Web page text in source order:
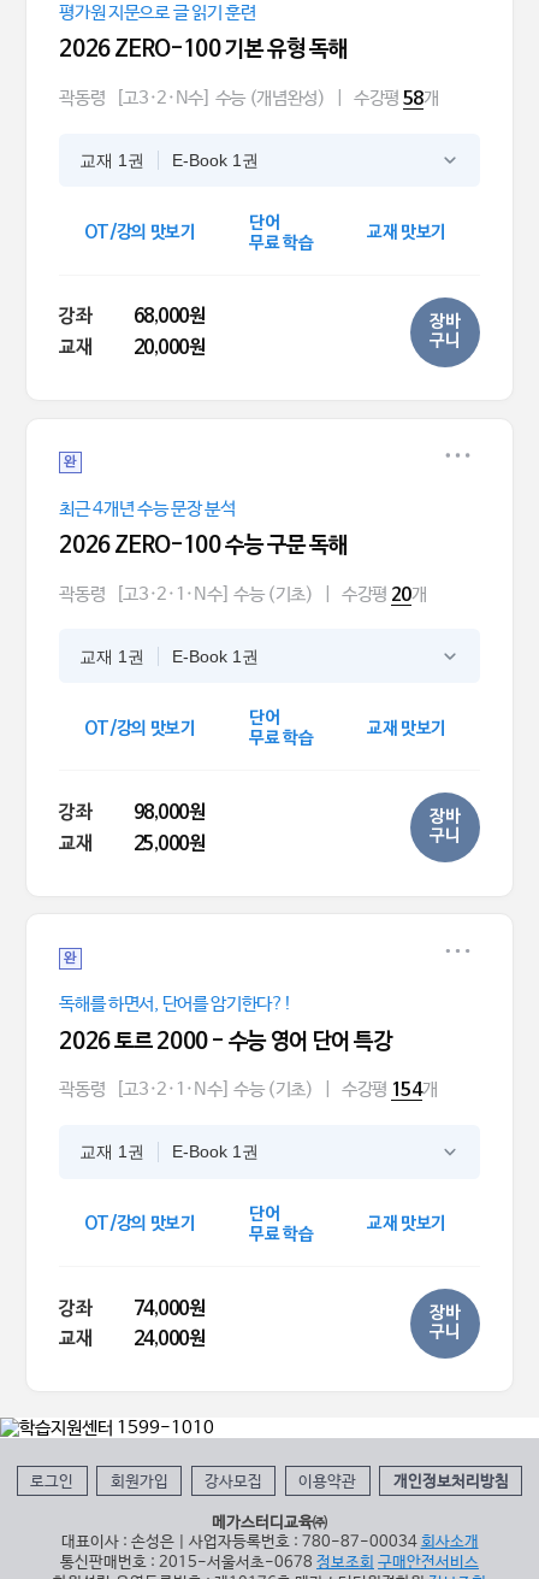
평가원 지문으로 글 읽기 훈련
2026 ZERO-100 기본 유형 독해
곽동령 [고3·2·N수] 수능 (개념완성) 수강평 58개
교재 1권 E-Book 1권
OT/강의 맛보기
단어
무료 학습
교재 맛보기
강좌
68,000원
교재
20,000원
장바
구니
완
최근 4개년 수능 문장 분석
2026 ZERO-100 수능 구문 독해
곽동령 [고3·2·1·N수] 수능 (기초) 수강평 20개
교재 1권 E-Book 1권
OT/강의 맛보기
단어
무료 학습
교재 맛보기
강좌
98,000원
교재
25,000원
장바
구니
완
독해를 하면서, 단어를 암기한다?!
2026 토르 2000 - 수능 영어 단어 특강
곽동령 [고3·2·1·N수] 수능 (기초) 수강평 154개
교재 1권 E-Book 1권
OT/강의 맛보기
단어
무료 학습
교재 맛보기
강좌
74,000원
교재
24,000원
장바
구니
로그인 회원가입 강사모집 이용약관 개인정보처리방침
메가스터디교육㈜
대표이사 : 손성은 | 사업자등록번호 : 780-87-00034 회사소개
통신판매번호 : 2015-서울서초-0678 정보조회 구매안전서비스